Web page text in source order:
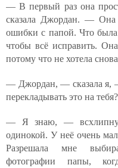
— В первый раз она
сказала Джордан. — Она
ошибки с папой. Что
чтобы всё исправить.
потому что не хотела
— Джордан, — сказала я,
перекладывать это на тебя?
— Я знаю, —
одинокой. У неё очень
Разрешала мне
фотографии папы,